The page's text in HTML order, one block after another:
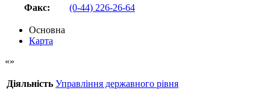
Факс: (0-44) 226-26-64
Основна
Карта
Діяльність Управління державного рівня